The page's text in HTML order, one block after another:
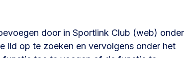
door in Sportlink Club (web) onder
lid op te zoeken en vervolgens onder het